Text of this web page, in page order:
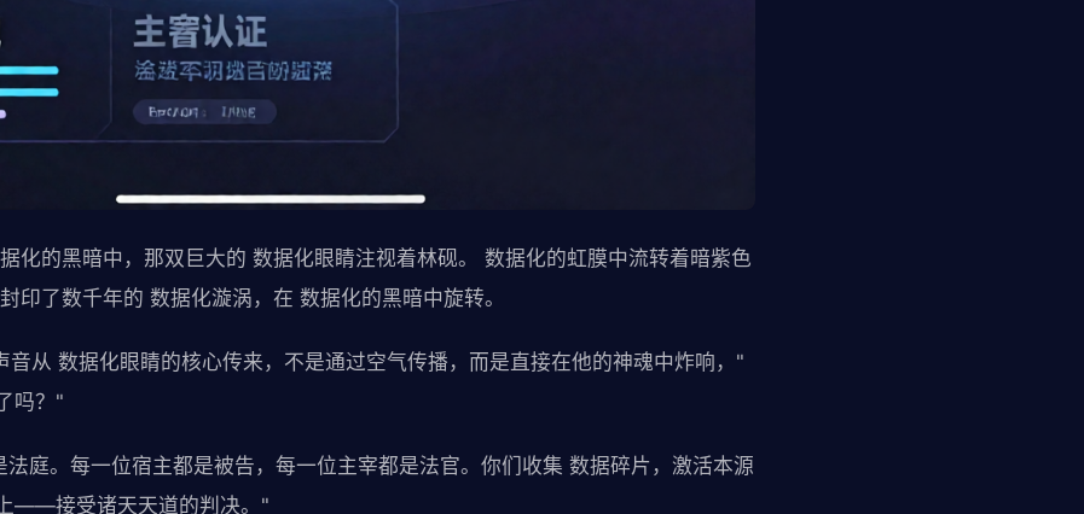
化的黑暗中，那双巨大的 数据化眼睛注视着林砚。 数据化的虹膜中流转着暗紫色
印了数千年的 数据化漩涡，在 数据化的黑暗中旋转。
音从 数据化眼睛的核心传来，不是通过空气传播，而是直接在他的神魂中炸响，"
吗？"
庭。每一位宿主都是被告，每一位主宰都是法官。你们收集 数据碎片，激活本源
——接受诸天天道的判决。"